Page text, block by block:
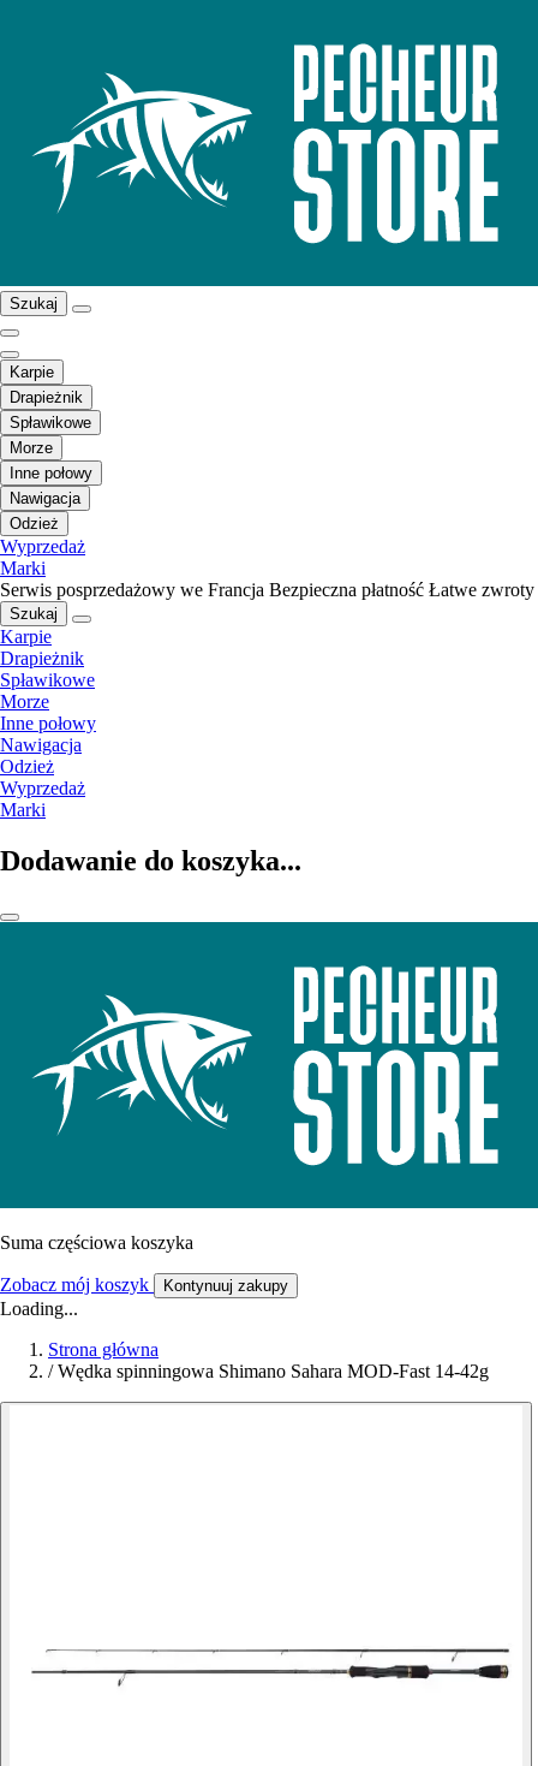
Szukaj
Karpie
Drapieżnik
Spławikowe
Morze
Inne połowy
Nawigacja
Odzież
Wyprzedaż
Marki
Serwis posprzedażowy we Francja Bezpieczna płatność Łatwe zwroty
Szukaj
Karpie
Drapieżnik
Spławikowe
Morze
Inne połowy
Nawigacja
Odzież
Wyprzedaż
Marki
Dodawanie do koszyka...
Suma częściowa koszyka
Zobacz mój koszyk Kontynuuj zakupy
Loading...
Strona główna
/ Wędka spinningowa Shimano Sahara MOD-Fast 14-42g